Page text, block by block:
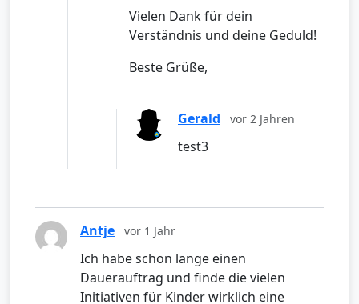
Vielen Dank für dein
Verständnis und deine Geduld!
Beste Grüße,
Gerald vor 2 Jahren
test3
Antje vor 1 Jahr
Ich habe schon lange einen
Dauerauftrag und finde die vielen
Initiativen für Kinder wirklich eine